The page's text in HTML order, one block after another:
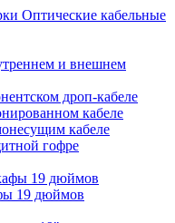
Оптические кабельные
и внешнем
дроп-кабеле
кабеле
кабеле
гофре
19 дюймов